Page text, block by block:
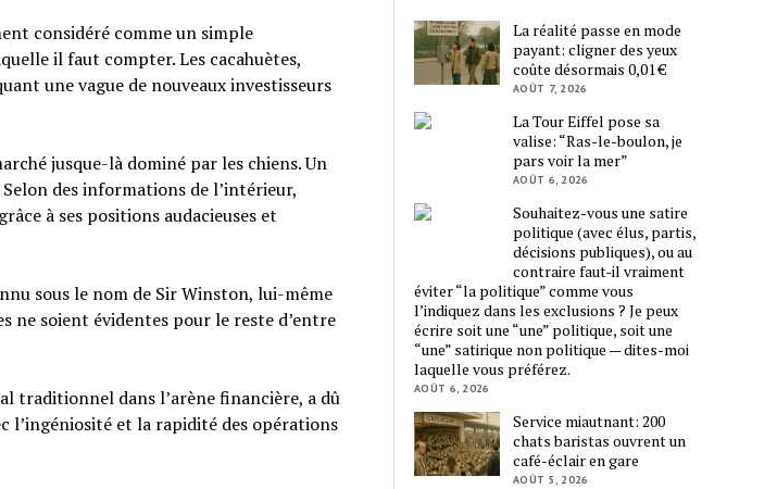
considéré comme un simple
il faut compter. Les cacahuètes,
une vague de nouveaux investisseurs
jusque-là dominé par les chiens. Un
des informations de l’intérieur,
à ses positions audacieuses et
sous le nom de Sir Winston, lui-même
ne soient évidentes pour le reste d’entre
traditionnel dans l’arène financière, a dû
l’ingéniosité et la rapidité des opérations
La réalité passe en mode
payant: cligner des yeux
coûte désormais 0,01 €
AOÛT 7, 2026
La Tour Eiffel pose sa
valise: “Ras-le-boulon, je
pars voir la mer”
AOÛT 6, 2026
Souhaitez-vous une satire
politique (avec élus, partis,
décisions publiques), ou au
contraire faut-il vraiment
éviter “la politique” comme vous
l’indiquez dans les exclusions ? Je peux
écrire soit une “une” politique, soit une
“une” satirique non politique — dites-moi
laquelle vous préférez.
AOÛT 6, 2026
Service miautnant: 200
chats baristas ouvrent un
café-éclair en gare
AOÛT 5, 2026